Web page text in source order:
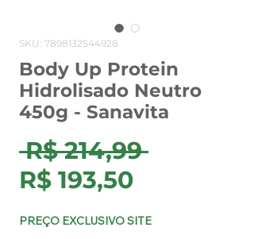
SKU: 7898132544928
Body Up Protein
Hidrolisado Neutro
450g - Sanavita
R$ 214,99 Preço
R$ 193,50Preço
PREÇO EXCLUSIVO SITE